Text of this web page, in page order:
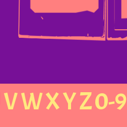
VWXYZ0-9